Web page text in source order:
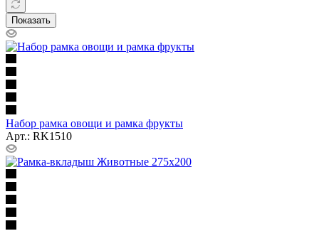
Показать
Набор рамка овощи и рамка фрукты
Арт.: RK1510